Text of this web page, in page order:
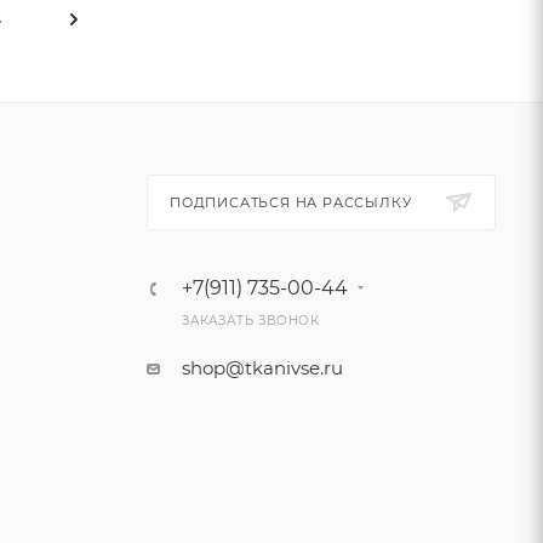
ПОДПИСАТЬСЯ НА РАССЫЛКУ
+7(911) 735-00-44
ЗАКАЗАТЬ ЗВОНОК
shop@tkanivse.ru